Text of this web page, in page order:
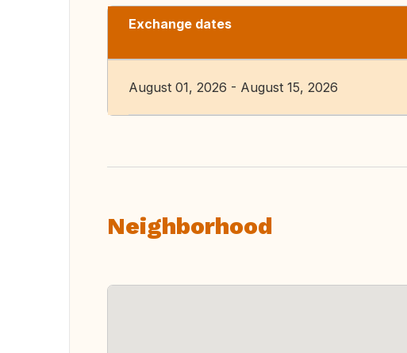
Exchange dates
August 01, 2026 - August 15, 2026
Neighborhood